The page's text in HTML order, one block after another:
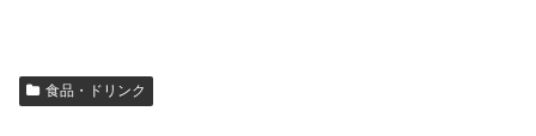
食品・ドリンク